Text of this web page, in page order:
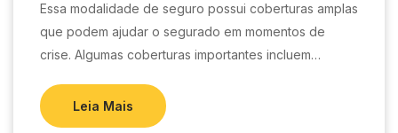
Essa modalidade de seguro possui coberturas amplas
que podem ajudar o segurado em momentos de
crise. Algumas coberturas importantes incluem…
Leia Mais